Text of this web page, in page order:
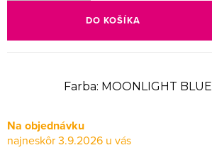
DO KOŠÍKA
Farba: MOONLIGHT BLUE
Na objednávku
3.9.2026